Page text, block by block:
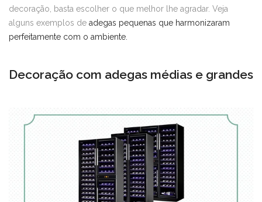
decoração, basta escolher o que melhor lhe agradar. Veja
alguns exemplos de adegas pequenas que harmonizaram
perfeitamente com o ambiente.
Decoração com adegas médias e grandes